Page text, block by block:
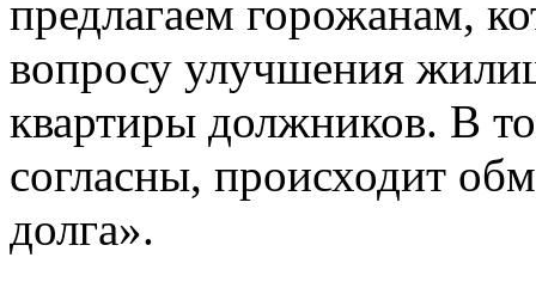
предлагаем горожанам,
вопросу улучшения
квартиры должников. В
согласны, происходит
долга».